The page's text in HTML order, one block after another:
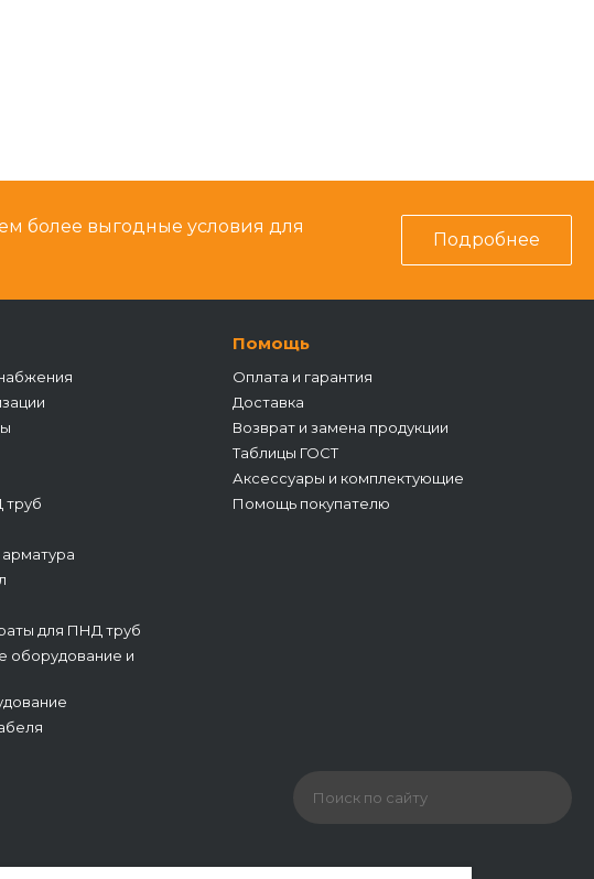
более выгодные условия для
Подробнее
труб
для ПНД труб
оборудование и
Помощь
Оплата и гарантия
Доставка
Возврат и замена продукции
Таблицы ГОСТ
Аксессуары и комплектующие
Помощь покупателю